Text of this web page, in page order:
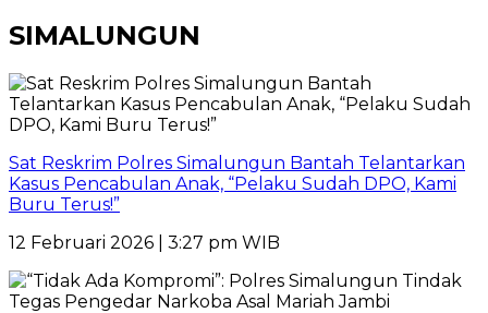
SIMALUNGUN
Sat Reskrim Polres Simalungun Bantah Telantarkan
Kasus Pencabulan Anak, “Pelaku Sudah DPO, Kami
Buru Terus!”
12 Februari 2026 | 3:27 pm WIB